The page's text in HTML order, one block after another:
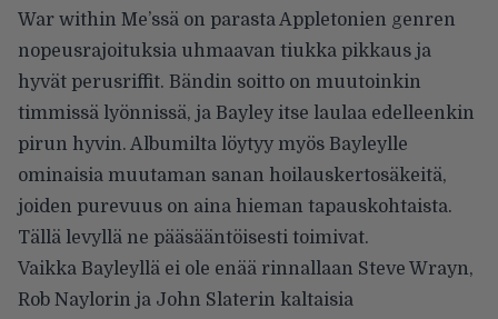
War within Me’ssä on parasta Appletonien genren
nopeusrajoituksia uhmaavan tiukka pikkaus ja
hyvät perusriffit. Bändin soitto on muutoinkin
timmissä lyönnissä, ja Bayley itse laulaa edelleenkin
pirun hyvin. Albumilta löytyy myös Bayleylle
ominaisia muutaman sanan hoilauskertosäkeitä,
joiden purevuus on aina hieman tapauskohtaista.
Tällä levyllä ne pääsääntöisesti toimivat.
Vaikka Bayleyllä ei ole enää rinnallaan Steve Wrayn,
Rob Naylorin ja John Slaterin kaltaisia